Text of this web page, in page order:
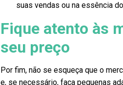
suas vendas ou na essência
Fique atento às
seu preço
Por fim, não se esqueça que o
e, se necessário, faça pequenas